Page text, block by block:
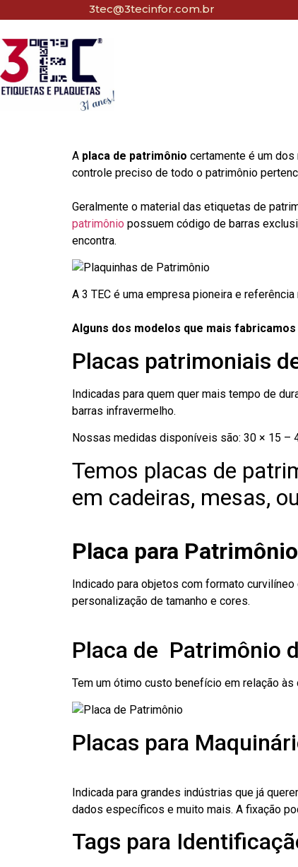
3tec@3tecinfor.com.br
A placa de patrimônio certamente é um
controle preciso de todo o patrimônio
Geralmente o material das etiquetas de
patrimônio possuem código de barras
encontra.
A 3 TEC é uma empresa pioneira e
Alguns dos modelos que mais
Placas patrimoniais
Indicadas para quem quer mais tempo de
barras infravermelho.
Nossas medidas disponíveis são: 30 × 15 –
Temos placas de
em cadeiras, mesas,
Placa para
Indicado para objetos com formato
personalização de tamanho e cores.
Placa de Patrimônio
Tem um ótimo custo benefício em relação
Placas para
Indicada para grandes indústrias que já
dados específicos e muito mais. A fixação
Tags para